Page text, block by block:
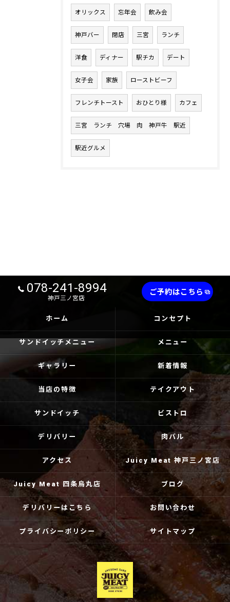
オリックス 忘年会 飲み会
神戸バー 閉店 三宮 ランチ
洋食 ディナー 駅チカ デート
女子会 家族 ローストビーフ
フレンチトースト おひとり様 カフェ
三宮 ランチ 穴場 肉 神戸牛 駅近
駅近グルメ
078-241-8994
神戸三ノ宮店
ご予約はこちら
ホーム コンセプト
サンドイッチメニュー メニュー
ギャラリー 新着情報
当店の特徴 テイクアウト
サンドイッチ ビストロ
デリバリー 肉バル
アクセス Juicy Meat 神戸三ノ宮店
Juicy Meat 四条烏丸店 ブログ
デリバリーはこちら お問い合わせ
プライバシーポリシー サイトマップ